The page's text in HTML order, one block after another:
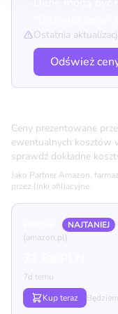
Ostatnia
Odśwież
Ceny prezentowane
ewentualnych kosztów
sprawdź dokładne
Jako Partner Amazon,
przez linki afiliacyjne.
NAJTANIEJ
(amazon.pl)
7d temu
Kup teraz